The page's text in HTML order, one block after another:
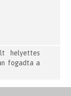
helyettes
fogadta a